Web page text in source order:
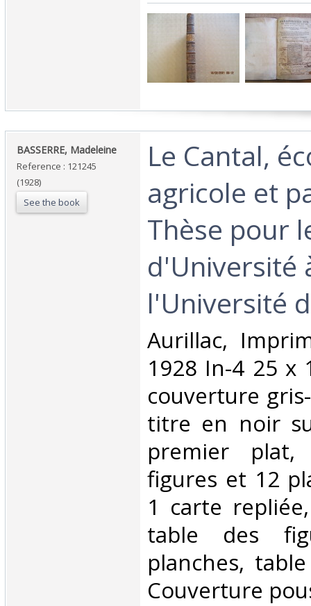
‎BASSERRE, Madeleine‎
Reference : 121245
(1928)
See the book
‎Le Cantal,
agricole et
Thèse pour
d'Université
l'Université
‎Aurillac,
1928 In-4 25 x
couverture
titre en noir
premier
figures et 12
1 carte
table des
planches,
Couverture